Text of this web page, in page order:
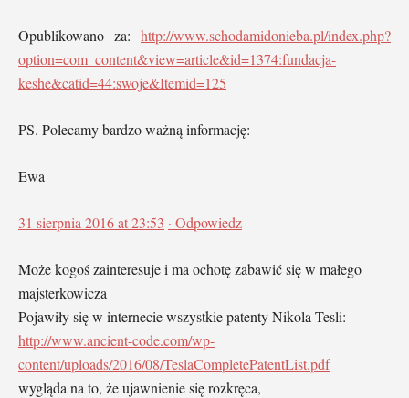
Opublikowano za: http://www.schodamidonieba.pl/index.php?
option=com_content&view=article&id=1374:fundacja-
keshe&catid=44:swoje&Itemid=125
PS. Polecamy bardzo ważną informację:
Ewa
31 sierpnia 2016 at 23:53 · Odpowiedz
Może kogoś zainteresuje i ma ochotę zabawić się w małego
majsterkowicza
Pojawiły się w internecie wszystkie patenty Nikola Tesli:
http://www.ancient-code.com/wp-
content/uploads/2016/08/TeslaCompletePatentList.pdf
wygląda na to, że ujawnienie się rozkręca,